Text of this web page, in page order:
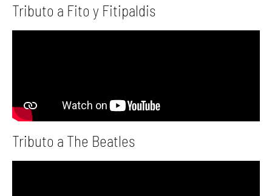
Tributo a Fito y Fitipaldis
Tributo a The Beatles